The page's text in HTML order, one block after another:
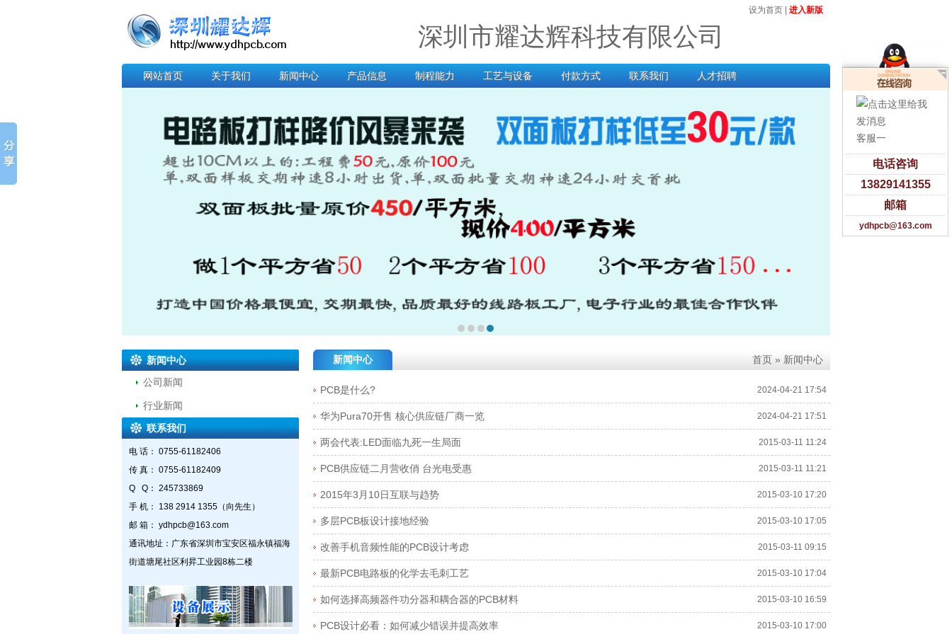
深圳市耀达辉科技有限公司
设为首页 进入新版
网站首页 关于我们 新闻中心 产品信息 制程能力 工艺与设备 付款方式 联系我们 人才招聘
新闻中心
公司新闻
行业新闻
联系我们
电 话： 0755-61182406
传 真： 0755-61182409
Q Q： 245733869
手 机： 138 2914 1355（向先生）
邮 箱： ydhpcb@163.com
通讯地址：广东省深圳市宝安区福永镇福海
街道塘尾社区利昇工业园8栋二楼
新闻中心 首页 » 新闻中心
2024-04-21 17:54
PCB是什么?
2024-04-21 17:51
华为Pura70开售 核心供应链厂商一览
2015-03-11 11:24
两会代表:LED面临九死一生局面
2015-03-11 11:21
PCB供应链二月营收俏 台光电受惠
2015-03-10 17:20
2015年3月10日互联与趋势
2015-03-10 17:05
多层PCB板设计接地经验
2015-03-11 09:15
改善手机音频性能的PCB设计考虑
2015-03-10 17:04
最新PCB电路板的化学去毛刺工艺
2015-03-10 16:59
如何选择高频器件功分器和耦合器的PCB材料
2015-03-10 17:00
PCB设计必看：如何减少错误并提高效率
客服一
电话咨询
13829141355
邮箱
ydhpcb@163.com